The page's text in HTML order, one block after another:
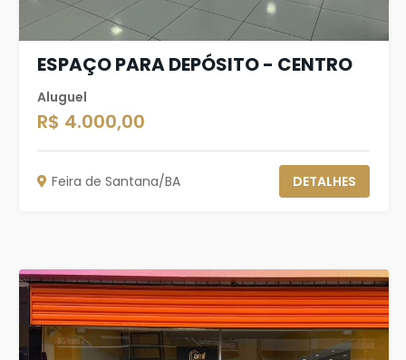
ESPAÇO PARA DEPÓSITO - CENTRO
Aluguel
R$ 4.000,00
Feira de Santana/BA DETALHES